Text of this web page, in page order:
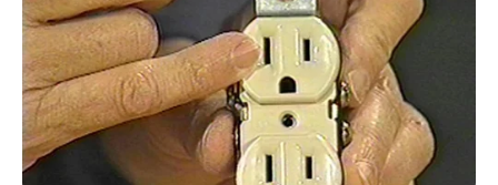
Jean (Léo Vazzoler)
avance ses pions chez
les Daunier